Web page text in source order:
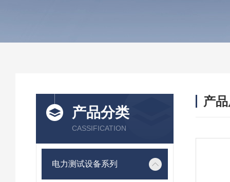
产品分类
CASSIFICATION
电力测试设备系列
产